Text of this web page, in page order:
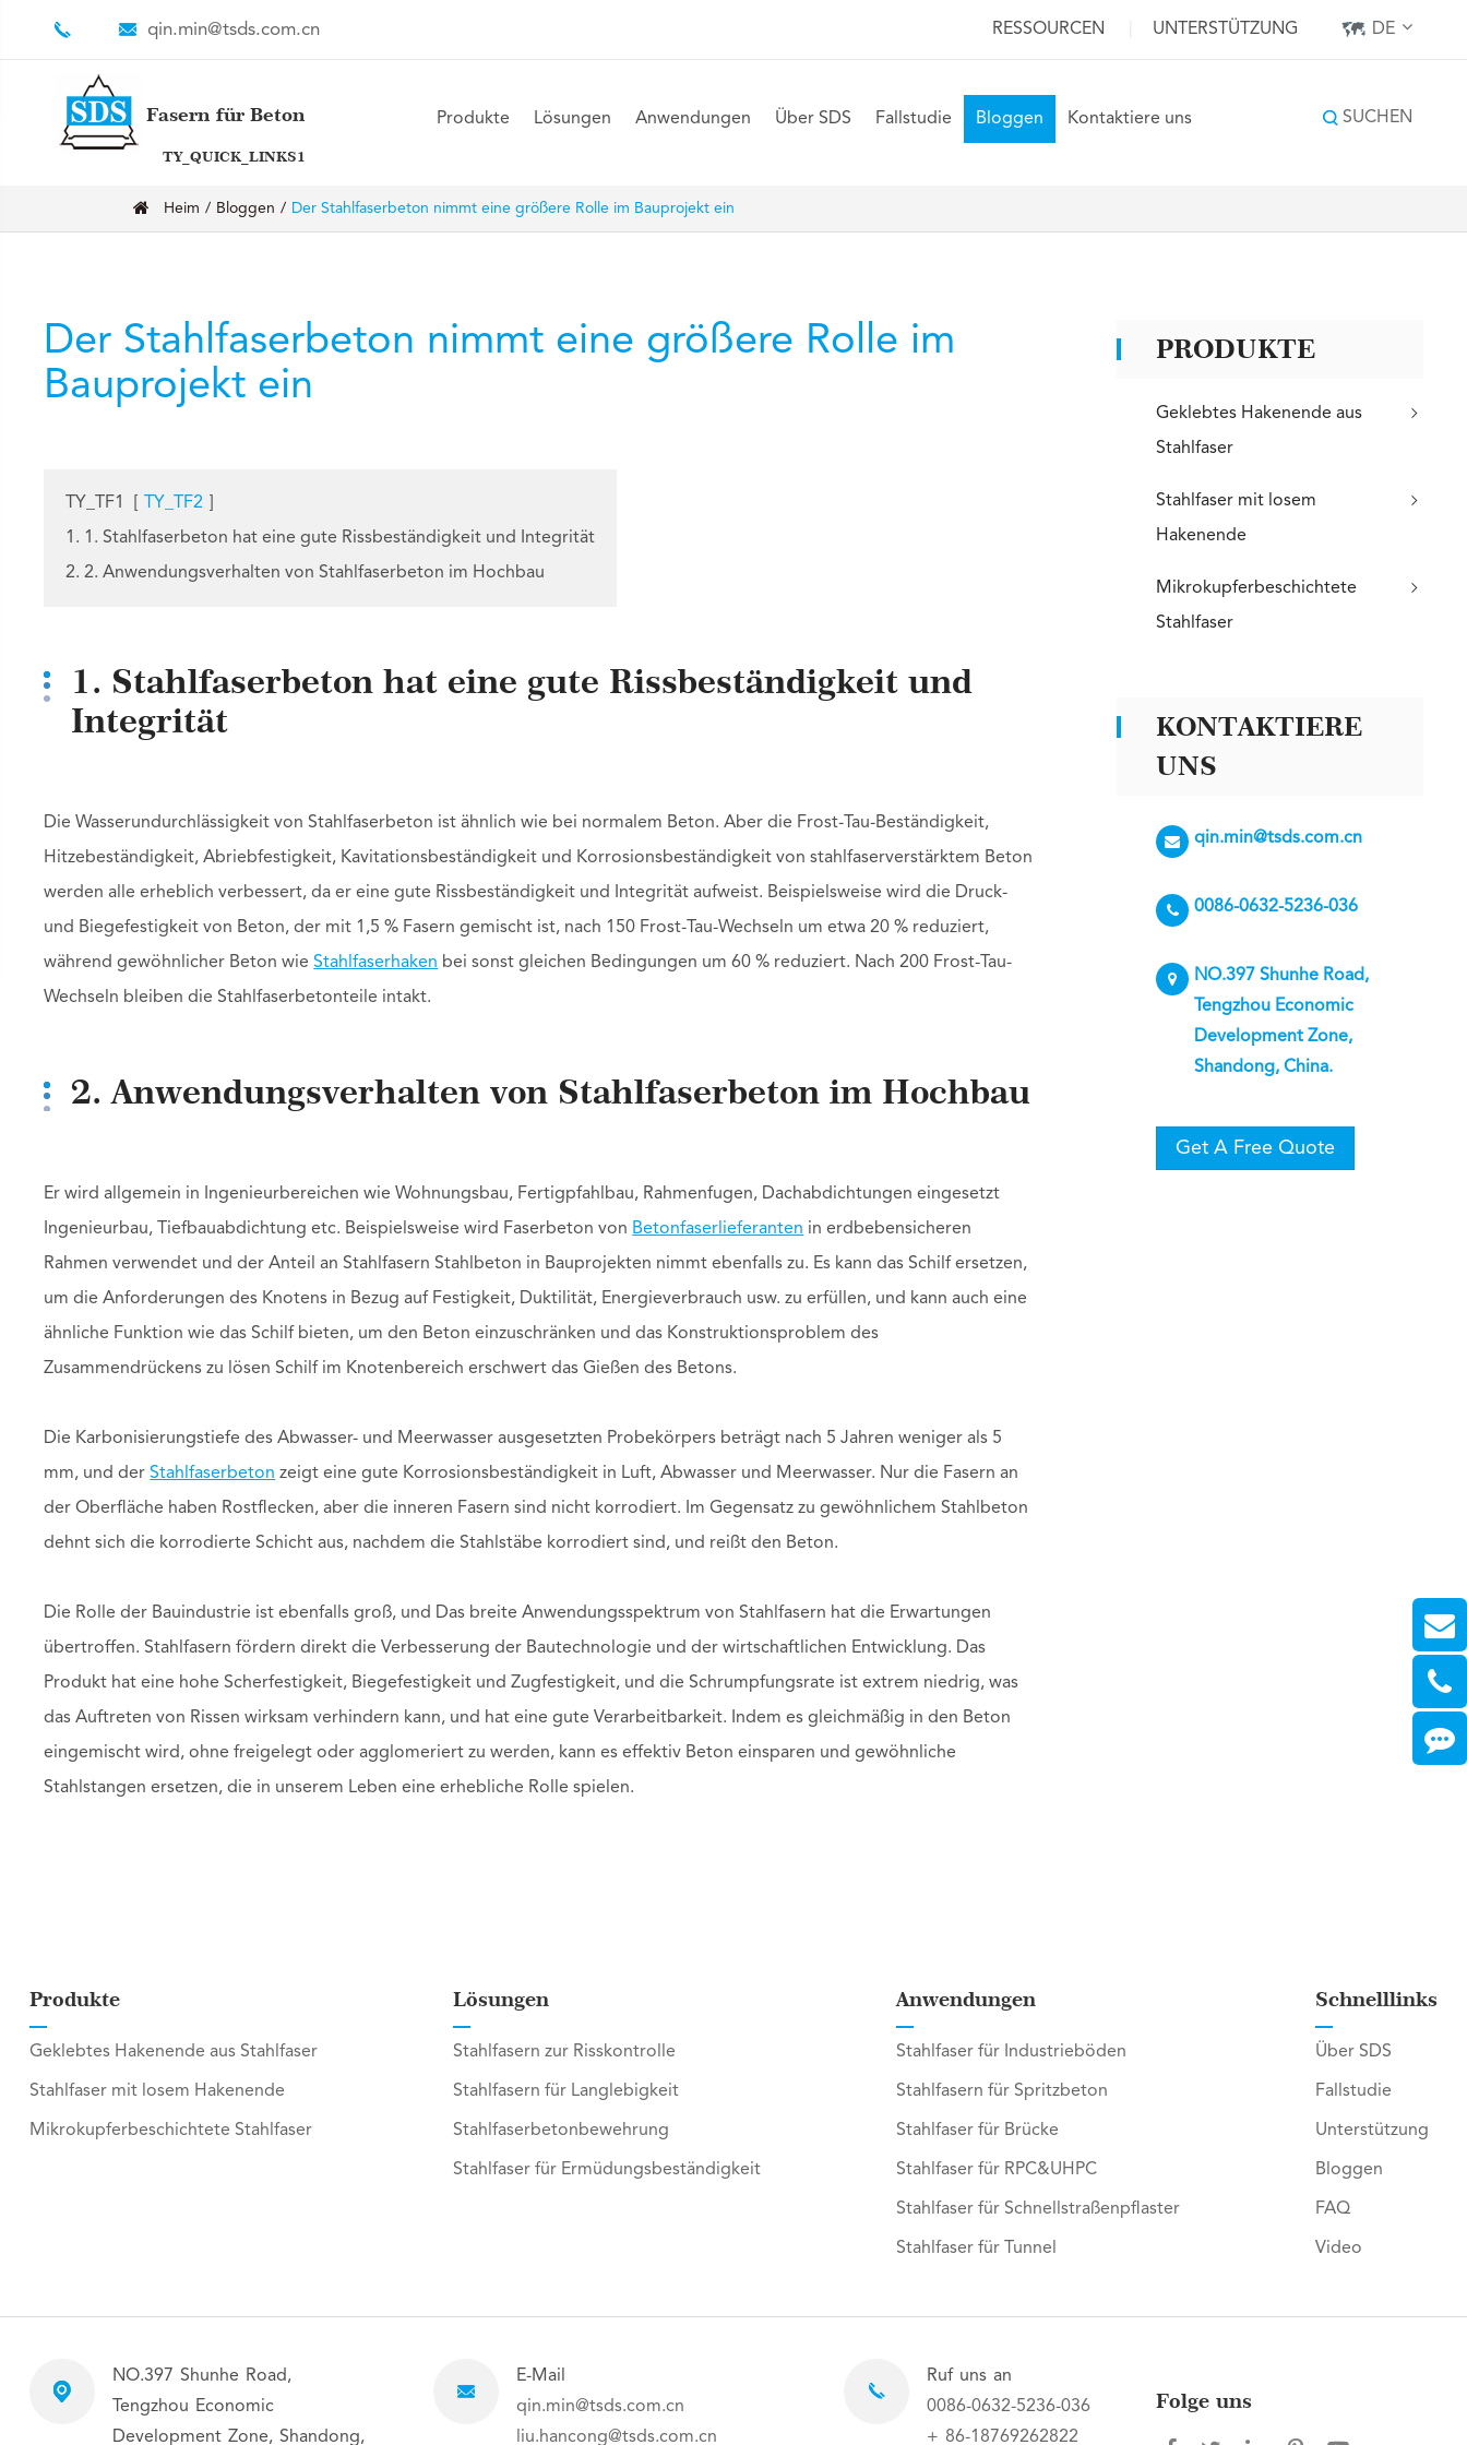
qin.min@tsds.com.cn RESSOURCEN UNTERSTÜTZUNG DE
Fasern für Beton
TY_QUICK_LINKS1
Produkte Lösungen Anwendungen Über SDS Fallstudie Bloggen Kontaktiere uns SUCHEN
Heim Bloggen Der Stahlfaserbeton nimmt eine größere Rolle im Bauprojekt ein
Der Stahlfaserbeton nimmt eine größere Rolle im
Bauprojekt ein
TY_TF1 TY_TF2
1. 1. Stahlfaserbeton hat eine gute Rissbeständigkeit und Integrität
2. 2. Anwendungsverhalten von Stahlfaserbeton im Hochbau
1. Stahlfaserbeton hat eine gute Rissbeständigkeit und
Integrität
Die Wasserundurchlässigkeit von Stahlfaserbeton ist ähnlich wie bei normalem Beton. Aber die Frost-Tau-Beständigkeit,
Hitzebeständigkeit, Abriebfestigkeit, Kavitationsbeständigkeit und Korrosionsbeständigkeit von stahlfaserverstärktem Beton
werden alle erheblich verbessert, da er eine gute Rissbeständigkeit und Integrität aufweist. Beispielsweise wird die Druck-
und Biegefestigkeit von Beton, der mit 1,5 % Fasern gemischt ist, nach 150 Frost-Tau-Wechseln um etwa 20 % reduziert,
während gewöhnlicher Beton wieStahlfaserhaken bei sonst gleichen Bedingungen um 60 % reduziert. Nach 200 Frost-Tau-
Wechseln bleiben die Stahlfaserbetonteile intakt.
2. Anwendungsverhalten von Stahlfaserbeton im Hochbau
Er wird allgemein in Ingenieurbereichen wie Wohnungsbau, Fertigpfahlbau, Rahmenfugen, Dachabdichtungen eingesetzt
Ingenieurbau, Tiefbauabdichtung etc. Beispielsweise wird Faserbeton von Betonfaserlieferanten in erdbebensicheren
Rahmen verwendet und der Anteil an Stahlfasern Stahlbeton in Bauprojekten nimmt ebenfalls zu. Es kann das Schilf ersetzen,
um die Anforderungen des Knotens in Bezug auf Festigkeit, Duktilität, Energieverbrauch usw. zu erfüllen, und kann auch eine
ähnliche Funktion wie das Schilf bieten, um den Beton einzuschränken und das Konstruktionsproblem des
Zusammendrückens zu lösen Schilf im Knotenbereich erschwert das Gießen des Betons.
Die Karbonisierungstiefe des Abwasser- und Meerwasser ausgesetzten Probekörpers beträgt nach 5 Jahren weniger als 5
mm, und derStahlfaserbeton zeigt eine gute Korrosionsbeständigkeit in Luft, Abwasser und Meerwasser. Nur die Fasern an
der Oberfläche haben Rostflecken, aber die inneren Fasern sind nicht korrodiert. Im Gegensatz zu gewöhnlichem Stahlbeton
dehnt sich die korrodierte Schicht aus, nachdem die Stahlstäbe korrodiert sind, und reißt den Beton.
Die Rolle der Bauindustrie ist ebenfalls groß, und Das breite Anwendungsspektrum von Stahlfasern hat die Erwartungen
übertroffen. Stahlfasern fördern direkt die Verbesserung der Bautechnologie und der wirtschaftlichen Entwicklung. Das
Produkt hat eine hohe Scherfestigkeit, Biegefestigkeit und Zugfestigkeit, und die Schrumpfungsrate ist extrem niedrig, was
das Auftreten von Rissen wirksam verhindern kann, und hat eine gute Verarbeitbarkeit. Indem es gleichmäßig in den Beton
eingemischt wird, ohne freigelegt oder agglomeriert zu werden, kann es effektiv Beton einsparen und gewöhnliche
Stahlstangen ersetzen, die in unserem Leben eine erhebliche Rolle spielen.
PRODUKTE
Geklebtes Hakenende aus
Stahlfaser
Stahlfaser mit losem
Hakenende
Mikrokupferbeschichtete
Stahlfaser
KONTAKTIERE
UNS
qin.min@tsds.com.cn
0086-0632-5236-036
NO.397 Shunhe Road,
Tengzhou Economic
Development Zone,
Shandong, China.
Get A Free Quote
Produkte
Geklebtes Hakenende aus Stahlfaser
Stahlfaser mit losem Hakenende
Mikrokupferbeschichtete Stahlfaser
Lösungen
Stahlfasern zur Risskontrolle
Stahlfasern für Langlebigkeit
Stahlfaserbetonbewehrung
Stahlfaser für Ermüdungsbeständigkeit
Anwendungen
Stahlfaser für Industrieböden
Stahlfasern für Spritzbeton
Stahlfaser für Brücke
Stahlfaser für RPC&UHPC
Stahlfaser für Schnellstraßenpflaster
Stahlfaser für Tunnel
Schnelllinks
Über SDS
Fallstudie
Unterstützung
Bloggen
FAQ
Video
NO.397 Shunhe Road,
Tengzhou Economic
Development Zone, Shandong,
E-Mail
qin.min@tsds.com.cn
liu.hancong@tsds.com.cn
Ruf uns an
0086-0632-5236-036
+ 86-18769262822
Folge uns